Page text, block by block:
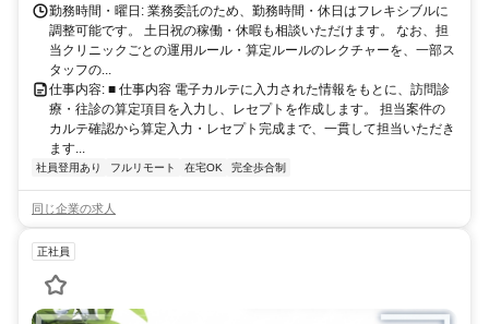
勤務時間・曜日: 業務委託のため、勤務時間・休日はフレキシブルに
調整可能です。 土日祝の稼働・休暇も相談いただけます。 なお、担
当クリニックごとの運用ルール・算定ルールのレクチャーを、一部ス
タッフの...
仕事内容: ■ 仕事内容 電子カルテに入力された情報をもとに、訪問診
療・往診の算定項目を入力し、レセプトを作成します。 担当案件の
カルテ確認から算定入力・レセプト完成まで、一貫して担当いただき
ます...
社員登用あり フルリモート 在宅OK 完全歩合制
同じ企業の求人
正社員